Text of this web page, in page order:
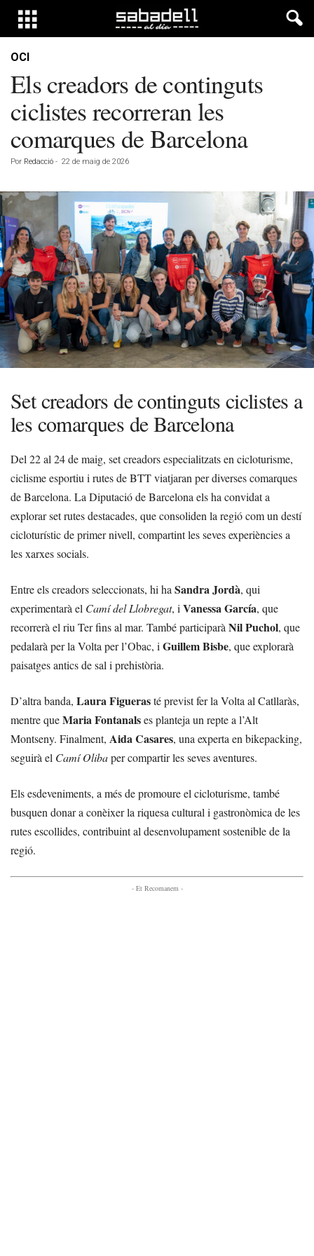
OCI
Els creadors de continguts
ciclistes recorreran les
comarques de Barcelona
Por Redacció - 22 de maig de 2026
Set creadors de continguts ciclistes a
les comarques de Barcelona
Del 22 al 24 de maig, set creadors especialitzats en cicloturisme,
ciclisme esportiu i rutes de BTT viatjaran per diverses comarques
de Barcelona. La Diputació de Barcelona els ha convidat a
explorar set rutes destacades, que consoliden la regió com un destí
cicloturístic de primer nivell, compartint les seves experiències a
les xarxes socials.
Entre els creadors seleccionats, hi ha Sandra Jordà, qui
experimentarà el Camí del Llobregat, i Vanessa García, que
recorrerà el riu Ter fins al mar. També participarà Nil Puchol, que
pedalarà per la Volta per l’Obac, i Guillem Bisbe, que explorarà
paisatges antics de sal i prehistòria.
D’altra banda, Laura Figuerasté previst fer la Volta al Catllaràs,
mentre queMaria Fontanalses planteja un repte a l’Alt
Montseny. Finalment, Aida Casares, una experta en bikepacking,
seguirà el Camí Olibaper compartir les seves aventures.
Els esdeveniments, a més de promoure el cicloturisme, també
busquen donar a conèixer la riquesa cultural i gastronòmica de les
rutes escollides, contribuint al desenvolupament sostenible de la
regió.
- Et Recomanem -